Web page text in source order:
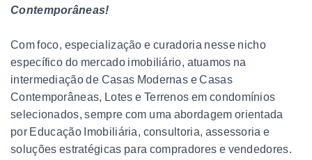
Contemporâneas!
Com foco, especialização e curadoria nesse nicho
específico do mercado imobiliário, atuamos na
intermediação de Casas Modernas e Casas
Contemporâneas, Lotes e Terrenos em condomínios
selecionados, sempre com uma abordagem orientada
por Educação Imobiliária, consultoria, assessoria e
soluções estratégicas para compradores e vendedores.